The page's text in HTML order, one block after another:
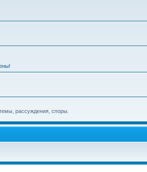
рассуждения, споры.